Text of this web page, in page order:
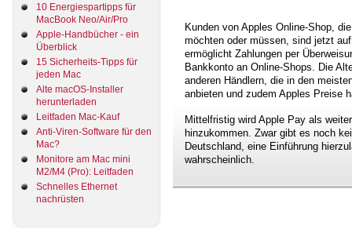
10 Energiespartipps für
MacBook Neo/Air/Pro
Apple-Handbücher - ein
Überblick
15 Sicherheits-Tipps für
jeden Mac
Alte macOS-Installer
herunterladen
Leitfaden Mac-Kauf
Anti-Viren-Software für den
Mac?
Monitore am Mac mini
M2/M4 (Pro): Leitfaden
Schnelles Ethernet
nachrüsten
Kunden von Apples Online-Shop,
möchten oder müssen, sind jetzt
ermöglicht Zahlungen per
Bankkonto an Online-Shops. Die
anderen Händlern, die in den
anbieten und zudem Apples Preise
Mittelfristig wird Apple Pay als
hinzukommen. Zwar gibt es noch
Deutschland, eine Einführung
wahrscheinlich.